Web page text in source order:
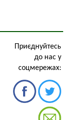
Приєднуйтесь
до нас у
соцмережах: